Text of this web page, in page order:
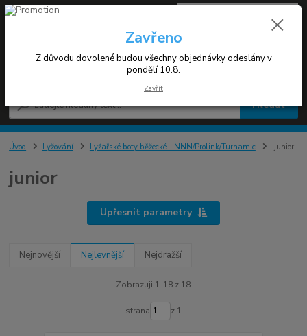
Menu
Hledat
+420 608 030 119
0 Kč
Úvod Lyžování Lyžařské boty běžecké - NNN/Prolink/Turnamic junior
junior
Upřesnit parametry
Nejnovější Nejlevnější Nejdražší
Zobrazuji 1-18 z 18
strana z 1
Zavřeno
Z důvodu dovolené budou všechny objednávky odeslány v
pondělí 10.8.
Zavřít